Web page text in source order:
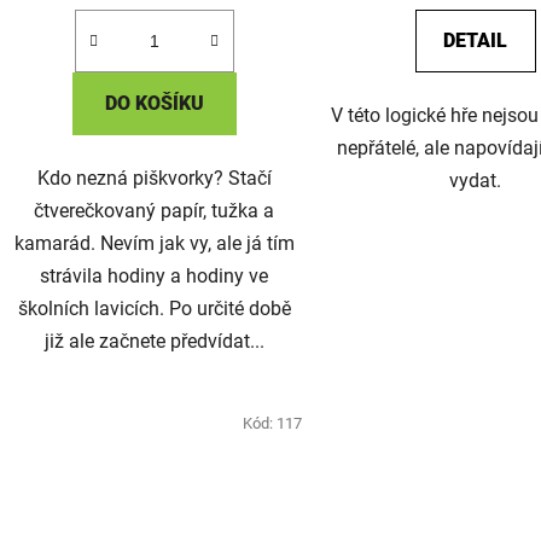
DO KOŠÍKU
Kdo nezná piškvorky? Stačí
čtverečkovaný papír, tužka a
kamarád. Nevím jak vy, ale já tím
strávila hodiny a hodiny ve
školních lavicích. Po určité době
již ale začnete předvídat...
DETAIL
V této logické hře
nepřátelé, ale
vydat.
Kód: 117